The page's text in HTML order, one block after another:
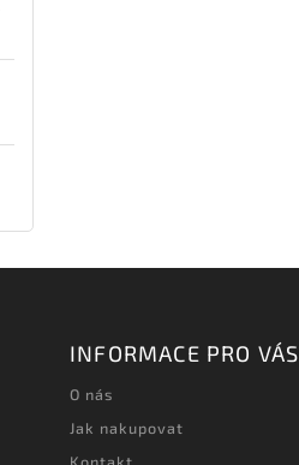
INFORMACE PRO VÁS
O nás
Jak nakupovat
Kontakt